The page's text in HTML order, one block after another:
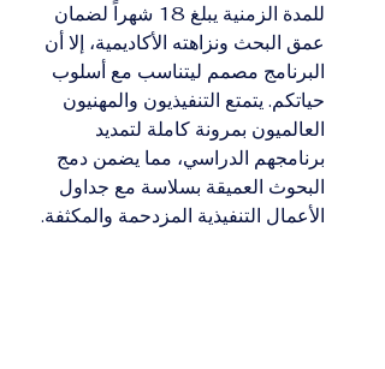
للمدة الزمنية يبلغ 18 شهراً لضمان
عمق البحث ونزاهته الأكاديمية، إلا أن
البرنامج مصمم ليتناسب مع أسلوب
حياتكم. يتمتع التنفيذيون والمهنيون
العالميون بمرونة كاملة لتمديد
برنامجهم الدراسي، مما يضمن دمج
البحوث العميقة بسلاسة مع جداول
الأعمال التنفيذية المزدحمة والمكثفة.